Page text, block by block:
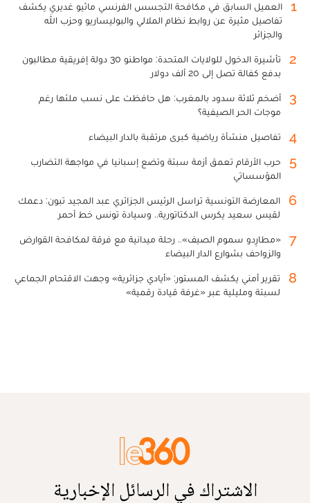
1
العميل السابق في مكافحة التجسس الفرنسي ماثيو غديري يكشف
تفاصيل مثيرة عن روابط نظام الملالي والبوليساريو وحزب الله
والجزائر
2
تأشيرة الدخول للولايات المتحدة: مواطنو 30 دولة إفريقية مطالبون
بدفع كفالة تصل إلى 20 ألف دولار
3
أضخم ثلاثة سدود بالمغرب: هل حافظت على نسب ملئها رغم
موجات الحر الصيفية؟
4 تفاصيل منشأة رياضية كبرى مرتقبة بالدار البيضاء
5
حرب الأرقام تعمق أزمة سبتة وتضع إسبانيا في مواجهة التضارب
المؤسساتي
6
المعارضة التونسية تراسل الرئيس الجزائري عبد المجيد تبون: دعمك
لقيس سعيد يكرس الدكتاتورية.. وسيادة تونس خط أحمر
7
«مطارِدو سموم الصيف».. رحلة ميدانية مع فرقة لمكافحة القوارض
والزواحف بشوارع الدار البيضاء
8
تقرير أمني يكشف المستور: «أيادي جزائرية» وجهت الاقتحام الجماعي
لسبتة ومليلية عبر «غرفة قيادة رقمية»
الاشتراك في الرسائل الإخبارية